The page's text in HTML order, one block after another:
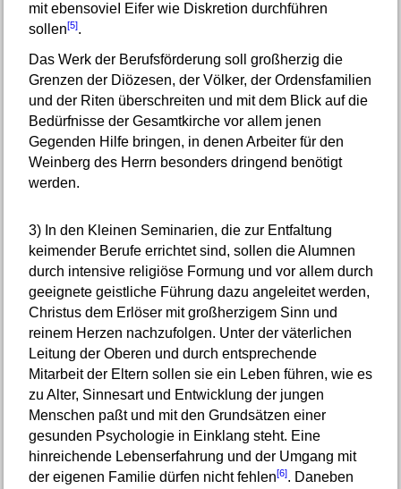
mit ebensovieI Eifer wie Diskretion durchführen
sollen[5].
Das Werk der Berufsförderung soll großherzig die
Grenzen der Diözesen, der Völker, der Ordensfamilien
und der Riten überschreiten und mit dem Blick auf die
Bedürfnisse der Gesamtkirche vor allem jenen
Gegenden Hilfe bringen, in denen Arbeiter für den
Weinberg des Herrn besonders dringend benötigt
werden.
3)In den Kleinen Seminarien, die zur Entfaltung
keimender Berufe errichtet sind, sollen die Alumnen
durch intensive religiöse Formung und vor allem durch
geeignete geistliche Führung dazu angeleitet werden,
Christus dem Erlöser mit großherzigem Sinn und
reinem Herzen nachzufolgen. Unter der väterlichen
Leitung der Oberen und durch entsprechende
Mitarbeit der Eltern sollen sie ein Leben führen, wie es
zu Alter, Sinnesart und Entwicklung der jungen
Menschen paßt und mit den Grundsätzen einer
gesunden Psychologie in Einklang steht. Eine
hinreichende Lebenserfahrung und der Umgang mit
der eigenen Familie dürfen nicht fehlen[6]. Daneben